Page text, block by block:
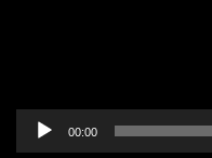
Lecteur
audio
00:00